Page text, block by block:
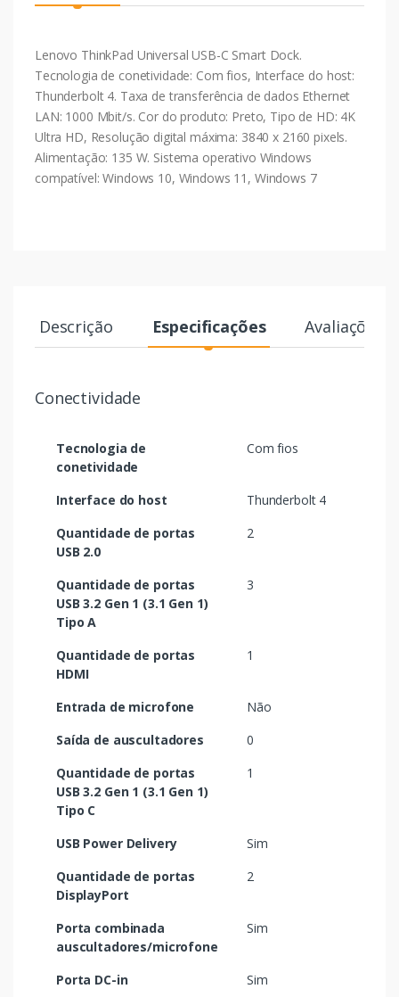
Lenovo ThinkPad Universal USB-C Smart Dock.
Tecnologia de conetividade: Com fios, Interface do host:
Thunderbolt 4. Taxa de transferência de dados Ethernet
LAN: 1000 Mbit/s. Cor do produto: Preto, Tipo de HD: 4K
Ultra HD, Resolução digital máxima: 3840 x 2160 pixels.
Alimentação: 135 W. Sistema operativo Windows
compatível: Windows 10, Windows 11, Windows 7
Descrição Especificações Avaliações
Conectividade
Tecnologia de
conetividade
Com fios
Interface do host
Thunderbolt 4
Quantidade de portas
USB 2.0
2
Quantidade de portas
USB 3.2 Gen 1 (3.1 Gen 1)
Tipo A
3
Quantidade de portas
HDMI
1
Entrada de microfone
Não
Saída de auscultadores
0
Quantidade de portas
USB 3.2 Gen 1 (3.1 Gen 1)
Tipo C
1
USB Power Delivery
Sim
Quantidade de portas
DisplayPort
2
Porta combinada
auscultadores/microfone
Sim
Porta DC-in Sim